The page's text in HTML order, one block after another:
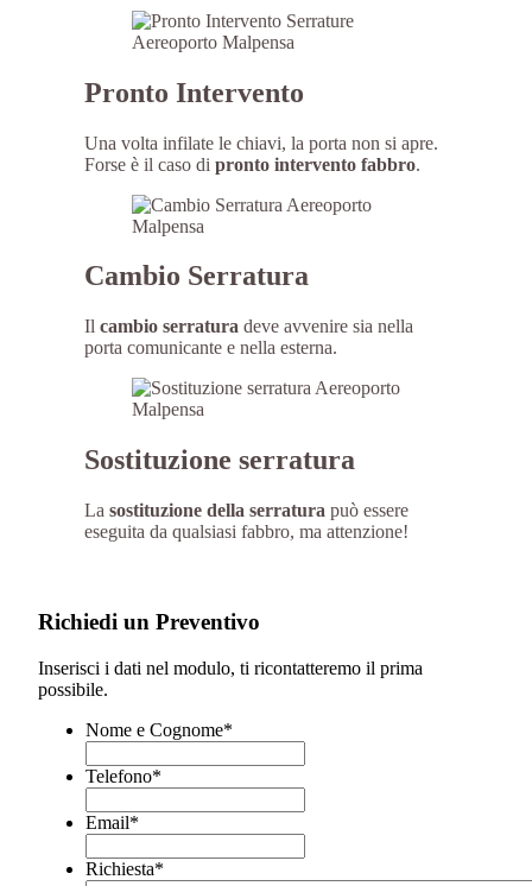
Pronto Intervento
Una volta infilate le chiavi, la porta non si apre.
Forse è il caso di pronto intervento fabbro.
Cambio Serratura
Il cambio serratura deve avvenire sia nella
porta comunicante e nella esterna.
Sostituzione serratura
La sostituzione della serratura può essere
eseguita da qualsiasi fabbro, ma attenzione!
Richiedi un Preventivo
Inserisci i dati nel modulo, ti ricontatteremo il prima
possibile.
Nome e Cognome*
Telefono*
Email*
Richiesta*